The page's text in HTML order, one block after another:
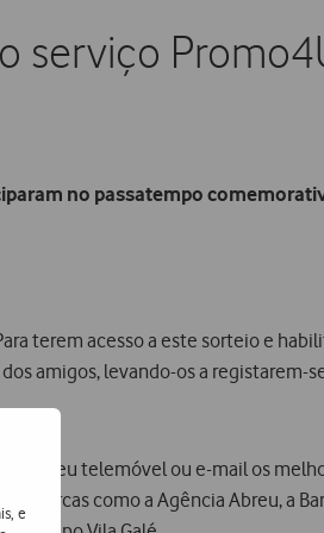
e
serviço
no passatempo
terem acesso a este sorteio e
amigos, levando-os a registarem-
no seu telemóvel ou e-mail os
marcas como a Agência Abreu, a